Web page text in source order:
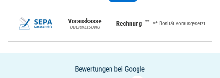
** ** Bonität vorausgesetzt